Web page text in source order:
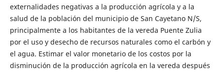
externalidades negativas a la producción agrícola y a la
salud de la población del municipio de San Cayetano N/S,
principalmente a los habitantes de la vereda Puente Zulia
por el uso y desecho de recursos naturales como el carbón y
el agua. Estimar el valor monetario de los costos por la
disminución de la producción agrícola en la vereda después